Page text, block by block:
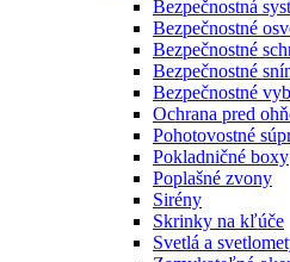
Bezpečnostná
Bezpečnostné
Bezpečnostné
Bezpečnostné
Bezpečnostné
Ochrana pred
Pohotovostné
Pokladničné boxy
Poplašné zvony
Sirény
Skrinky na kľúče
Svetlá a